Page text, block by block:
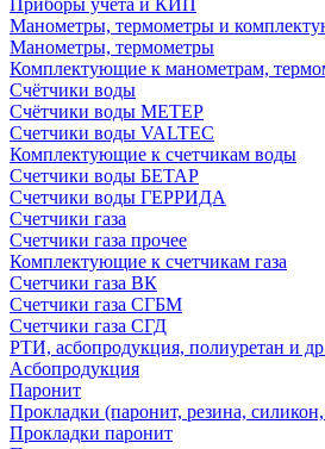
Приборы учёта и КИП
Манометры, термометры и
Манометры, термометры
Комплектующие к манометрам,
Счётчики воды
Счётчики воды МЕТЕР
Счетчики воды VALTEC
Комплектующие к счетчикам воды
Счетчики воды БЕТАР
Счетчики воды ГЕРРИДА
Счетчики газа
Счетчики газа прочее
Комплектующие к счетчикам газа
Счетчики газа ВК
Счетчики газа СГБМ
Счетчики газа СГД
РТИ, асбопродукция, полиуретан и
Асбопродукция
Паронит
Прокладки (паронит, резина,
Прокладки паронит